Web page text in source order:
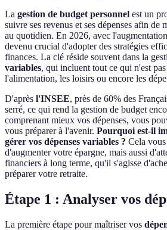
La gestion de budget personnel est un
suivre ses revenus et ses dépenses afin de
au quotidien. En 2026, avec
devenu crucial d'adopter des stratégies
finances. La clé réside souvent dans la
variables, qui incluent tout ce qui n'est
l'alimentation, les loisirs ou encore les
D'après l'INSEE, près de 60% des
serré, ce qui rend la gestion de budget
comprenant mieux vos dépenses, vous
vous préparer à l'avenir. Pourquoi est-il
gérer vos dépenses variables ? Cela
d'augmenter votre épargne, mais aussi
financiers à long terme, qu'il s'agisse
préparer votre retraite.
Étape 1 : Analyser vos
La première étape pour maîtriser vos